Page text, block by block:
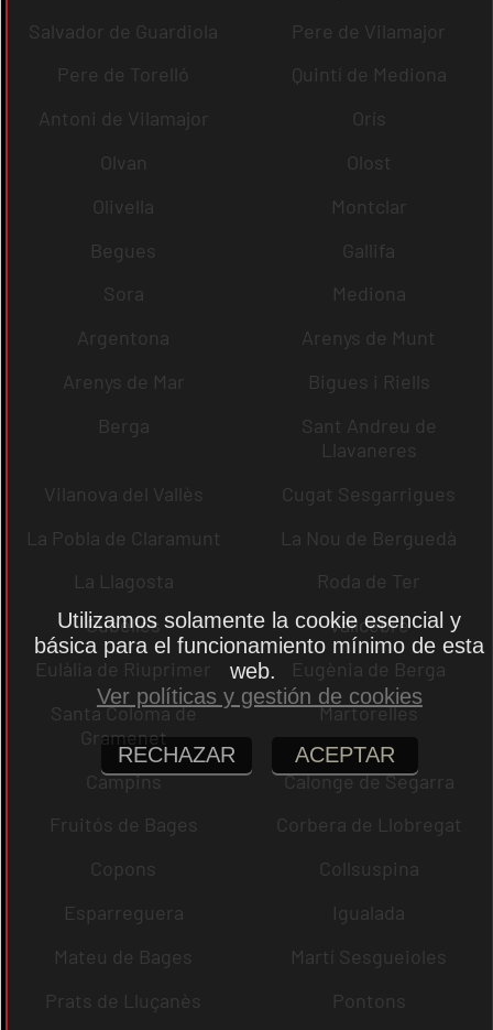
Salvador de Guardiola
Pere de Vilamajor
Pere de Torelló
Quintí de Mediona
Antoni de Vilamajor
Orís
Olvan
Olost
Olivella
Montclar
Begues
Gallifa
Sora
Mediona
Argentona
Arenys de Munt
Arenys de Mar
Bigues i Riells
Berga
Sant Andreu de
Llavaneres
Vilanova del Vallès
Cugat Sesgarrigues
La Pobla de Claramunt
La Nou de Berguedà
La Llagosta
Roda de Ter
Cubelles
Vallcebre
Eulàlia de Riuprimer
Eugènia de Berga
Santa Coloma de
Gramenet
Martorelles
Campins
Calonge de Segarra
Fruitós de Bages
Corbera de Llobregat
Copons
Collsuspina
Esparreguera
Igualada
Mateu de Bages
Martí Sesgueioles
Prats de Lluçanès
Pontons
Utilizamos solamente la cookie esencial y
básica para el funcionamiento mínimo de esta
web.
Ver políticas y gestión de cookies
RECHAZAR ACEPTAR